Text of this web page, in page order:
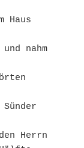
Haus
nahm
Herrn